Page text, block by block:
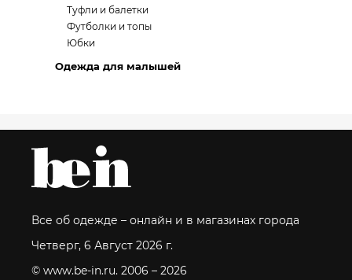
Туфли и балетки
Футболки и топы
Юбки
Одежда для малышей
Все об одежде – онлайн и в магазинах города
Четверг, 6 Август 2026 г.
© www.be-in.ru. 2006 – 2026